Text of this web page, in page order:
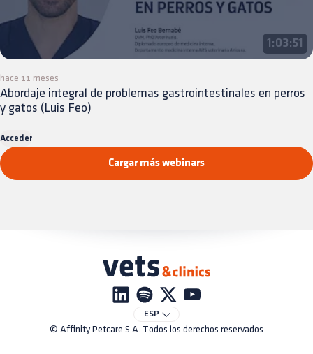
1:03:51
hace 11 meses
Abordaje integral de problemas gastrointestinales en perros
y gatos (Luis Feo)
Acceder
Cargar más webinars
ESP
© Affinity Petcare S.A. Todos los derechos reservados